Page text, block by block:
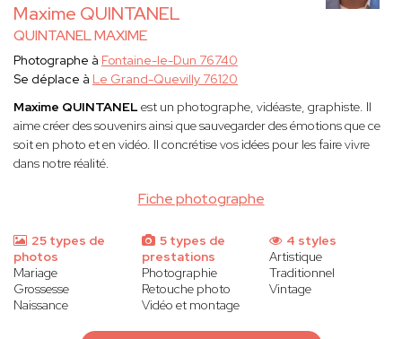
Maxime QUINTANEL
QUINTANEL MAXIME
Fiche photographe
Photographe à Fontaine-le-Dun 76740
Se déplace à Le Grand-Quevilly 76120
Maxime QUINTANELest un photographe, vidéaste, graphiste. Il
aime créer des souvenirs ainsi que sauvegarder des émotions que ce
soit en photo et en vidéo. Il concrétise vos idées pour les faire vivre
dans notre réalité.
25 types de
photos
Mariage
Grossesse
Naissance
5 types de
prestations
Photographie
Retouche photo
Vidéo et montage
4 styles
Artistique
Traditionnel
Vintage